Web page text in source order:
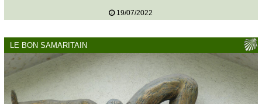
19/07/2022
LE BON SAMARITAIN